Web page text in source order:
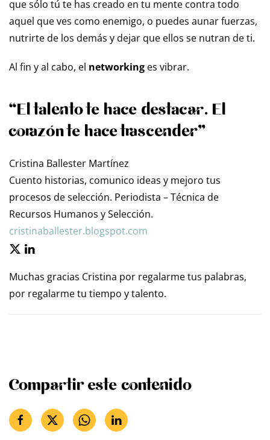
que sólo tú te has creado en tu mente contra todo
aquel que ves como enemigo, o puedes aunar fuerzas,
nutrirte de los demás y dejar que ellos se nutran de ti.
Al fin y al cabo, el networking es vibrar.
“El talento te hace destacar. El
corazón te hace trascender”
Cristina Ballester Martínez
Cuento historias, comunico ideas y mejoro tus
procesos de selección. Periodista – Técnica de
Recursos Humanos y Selección.
cristinaballester.blogspot.com
Muchas gracias Cristina por regalarme tus palabras,
por regalarme tu tiempo y talento.
Compartir este contenido